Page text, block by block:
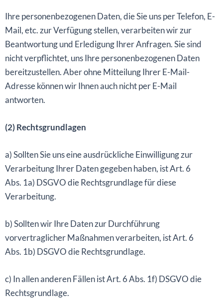
Ihre personenbezogenen Daten, die Sie uns per Telefon, E-
Mail, etc. zur Verfügung stellen, verarbeiten wir zur
Beantwortung und Erledigung Ihrer Anfragen. Sie sind
nicht verpflichtet, uns Ihre personenbezogenen Daten
bereitzustellen. Aber ohne Mitteilung Ihrer E-Mail-
Adresse können wir Ihnen auch nicht per E-Mail
antworten.
(2) Rechtsgrundlagen
a) Sollten Sie uns eine ausdrückliche Einwilligung zur
Verarbeitung Ihrer Daten gegeben haben, ist Art. 6
Abs. 1a) DSGVO die Rechtsgrundlage für diese
Verarbeitung.
b) Sollten wir Ihre Daten zur Durchführung
vorvertraglicher Maßnahmen verarbeiten, ist Art. 6
Abs. 1b) DSGVO die Rechtsgrundlage.
c) In allen anderen Fällen ist Art. 6 Abs. 1f) DSGVO die
Rechtsgrundlage.